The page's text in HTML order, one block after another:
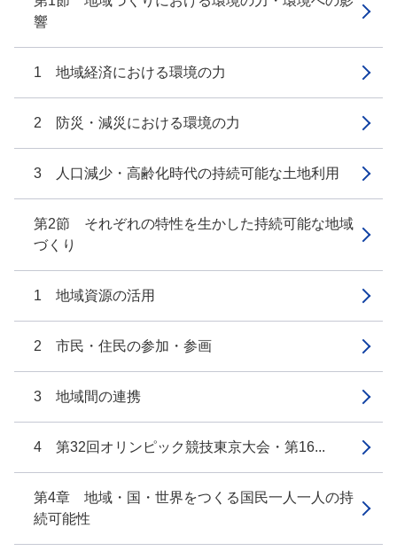
響
1 地域経済における環境の力
2 防災・減災における環境の力
3 人口減少・高齢化時代の持続可能な土地利用
第2節 それぞれの特性を生かした持続可能な地域
づくり
1 地域資源の活用
2 市民・住民の参加・参画
3 地域間の連携
4 第32回オリンピック競技東京大会・第16...
第4章 地域・国・世界をつくる国民一人一人の持
続可能性